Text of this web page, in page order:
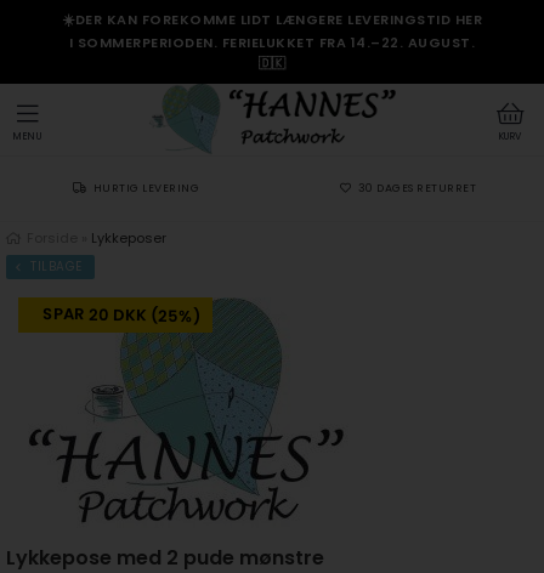
☀️DER KAN FOREKOMME LIDT LÆNGERE LEVERINGSTID HER
I SOMMERPERIODEN. FERIELUKKET FRA 14.–22. AUGUST.
🇩🇰
KURV
MENU
HURTIG LEVERING 30 DAGES RETURRET
Lykkeposer
TILBAGE
SPAR 20 DKK (25%)
Lykkepose med 2 pude mønstre